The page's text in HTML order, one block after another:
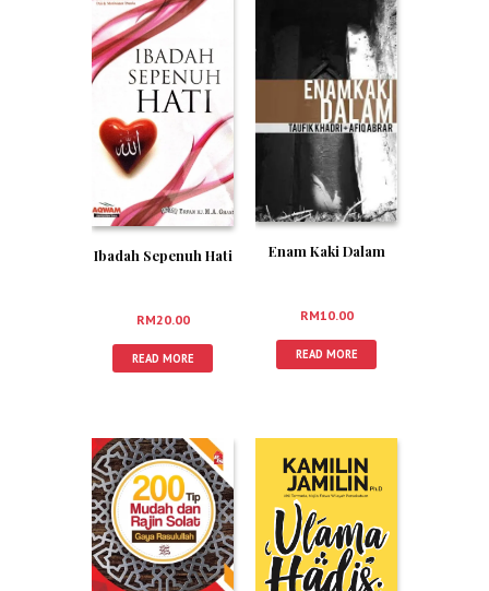
Ibadah Sepenuh Hati
RM20.00
READ MORE
Enam Kaki Dalam
RM10.00
READ MORE